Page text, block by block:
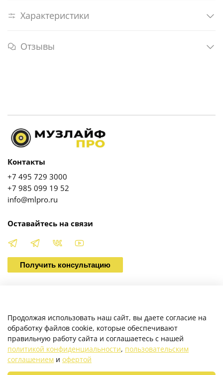
Характеристики
Отзывы
О магазине
Клиентам
Каталог
Контакты
+7 495 729 3000
+7 985 099 19 52
info@mlpro.ru
Оставайтесь на связи
Получить консультацию
Продолжая использовать наш сайт, вы даете согласие на
обработку файлов cookie, которые обеспечивают
правильную работу сайта и соглашаетесь с нашей
политикой конфиденциальности, пользовательским
соглашением и офертой